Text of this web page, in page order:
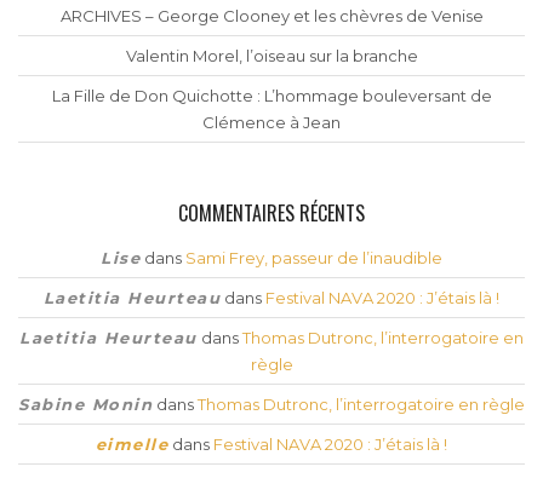
ARCHIVES – George Clooney et les chèvres de Venise
Valentin Morel, l’oiseau sur la branche
La Fille de Don Quichotte : L’hommage bouleversant de
Clémence à Jean
COMMENTAIRES RÉCENTS
Lise dans Sami Frey, passeur de l’inaudible
Laetitia Heurteau dans Festival NAVA 2020 : J’étais là !
Laetitia Heurteau dansThomas Dutronc, l’interrogatoire en
règle
Sabine Monin dansThomas Dutronc, l’interrogatoire en règle
eimelle dans Festival NAVA 2020 : J’étais là !